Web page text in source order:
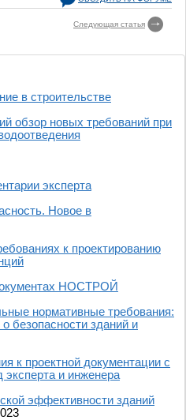
Следующая статья
в строительстве
обзор новых требований при
эксперта
Новое в
к проектированию
НОСТРОЙ
нормативные требования:
безопасности зданий и
к проектной документации с
эксперта и инженера
эффективности зданий